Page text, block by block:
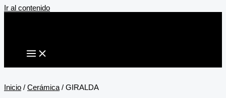
Ir al contenido
Inicio / Cerámica / GIRALDA